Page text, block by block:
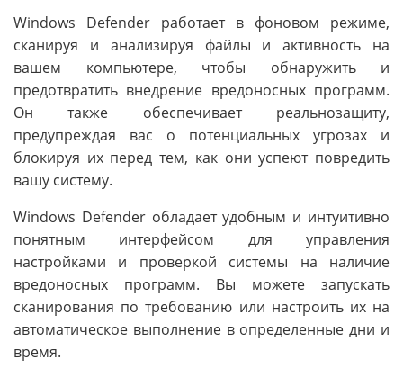
Windows Defender работает в фоновом режиме,
сканируя и анализируя файлы и активность на
вашем компьютере, чтобы обнаружить и
предотвратить внедрение вредоносных программ.
Он также обеспечивает реальнозащиту,
предупреждая вас о потенциальных угрозах и
блокируя их перед тем, как они успеют повредить
вашу систему.
Windows Defender обладает удобным и интуитивно
понятным интерфейсом для управления
настройками и проверкой системы на наличие
вредоносных программ. Вы можете запускать
сканирования по требованию или настроить их на
автоматическое выполнение в определенные дни и
время.